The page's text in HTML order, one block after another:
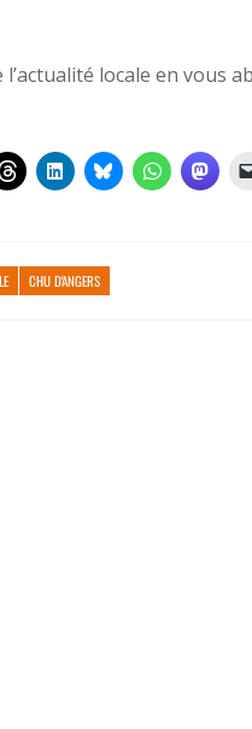
locale en vous
CHU D'ANGERS